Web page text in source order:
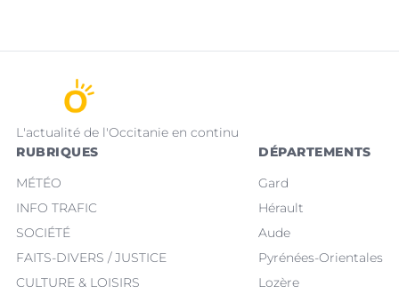
L'actualité de l'Occitanie en continu
RUBRIQUES
MÉTÉO
INFO TRAFIC
SOCIÉTÉ
FAITS-DIVERS / JUSTICE
CULTURE & LOISIRS
DÉPARTEMENTS
Gard
Hérault
Aude
Pyrénées-Orientales
Lozère